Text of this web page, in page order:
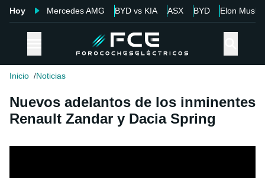
Hoy Mercedes AMG BYD vs KIA ASX BYD Elon Musk
Inicio Noticias
Nuevos adelantos de los inminentes
Renault Zandar y Dacia Spring